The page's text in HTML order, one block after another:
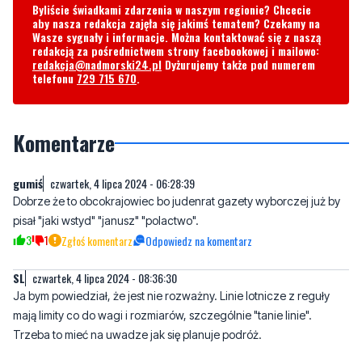
Byliście świadkami zdarzenia w naszym regionie? Chcecie
aby nasza redakcja zajęła się jakimś tematem? Czekamy na
Wasze sygnały i informacje. Można kontaktować się z naszą
redakcją za pośrednictwem strony facebookowej i mailowo:
redakcja@nadmorski24.pl Dyżurujemy także pod numerem
telefonu 729 715 670.
Komentarze
gumiś czwartek, 4 lipca 2024 - 06:28:39
Dobrze że to obcokrajowiec bo judenrat gazety wyborczej już by
pisał "jaki wstyd" "janusz" "polactwo".
3 1 Zgłoś komentarz Odpowiedz na komentarz
SL czwartek, 4 lipca 2024 - 08:36:30
Ja bym powiedział, że jest nie rozważny. Linie lotnicze z reguły
mają limity co do wagi i rozmiarów, szczególnie "tanie linie".
Trzeba to mieć na uwadze jak się planuje podróż.